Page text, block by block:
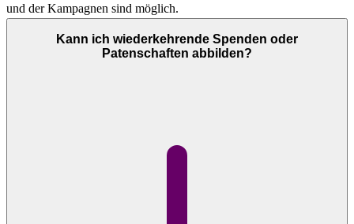
und der Kampagnen sind möglich.
Kann ich wiederkehrende Spenden oder
Patenschaften abbilden?